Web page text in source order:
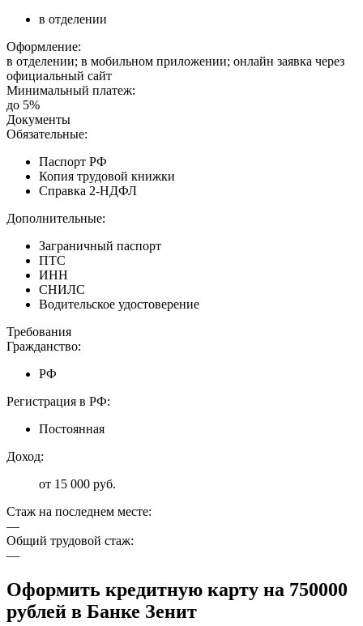
в отделении
Оформление:
в отделении; в мобильном приложении; онлайн заявка через
официальный сайт
Минимальный платеж:
до 5%
Документы
Обязательные:
Паспорт РФ
Копия трудовой книжки
Справка 2-НДФЛ
Дополнительные:
Заграничный паспорт
ПТС
ИНН
СНИЛС
Водительское удостоверение
Требования
Гражданство:
РФ
Регистрация в РФ:
Постоянная
Доход:
от 15 000 руб.
Стаж на последнем месте:
—
Общий трудовой стаж:
—
Оформить кредитную карту на 750000
рублей в Банке Зенит